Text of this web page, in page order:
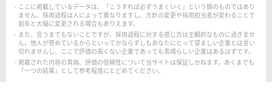
ここに掲載しているデータは、「こうすれば必ずうまくいく」という類のものではあり
ません。採用過程は人によって異なりますし、方針の変更や採用担当者が変わることで
前年と大幅に変更される場合もありえます。
また、言うまでもないことですが、採用過程に対する感じ方は主観的なものに過ぎませ
ん。他人が誉めているからといってかならずしもあなたにとって望ましい企業とは言い
切れませんし、ここで評価の高くない企業であっても素晴らしい企業はあるはずです。
掲載された内容の真偽、評価の信頼性について当サイトは保証しかねます。あくまでも
「一つの結果」として参考程度にとどめてください。